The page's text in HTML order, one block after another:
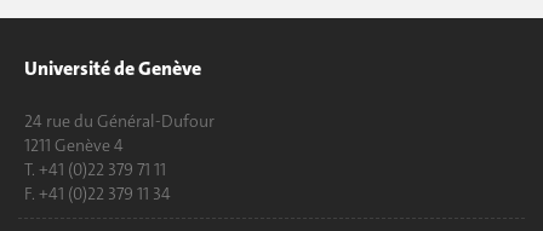
Université de Genève
24 rue du Général-Dufour
1211 Genève 4
T. +41 (0)22 379 71 11
F. +41 (0)22 379 11 34